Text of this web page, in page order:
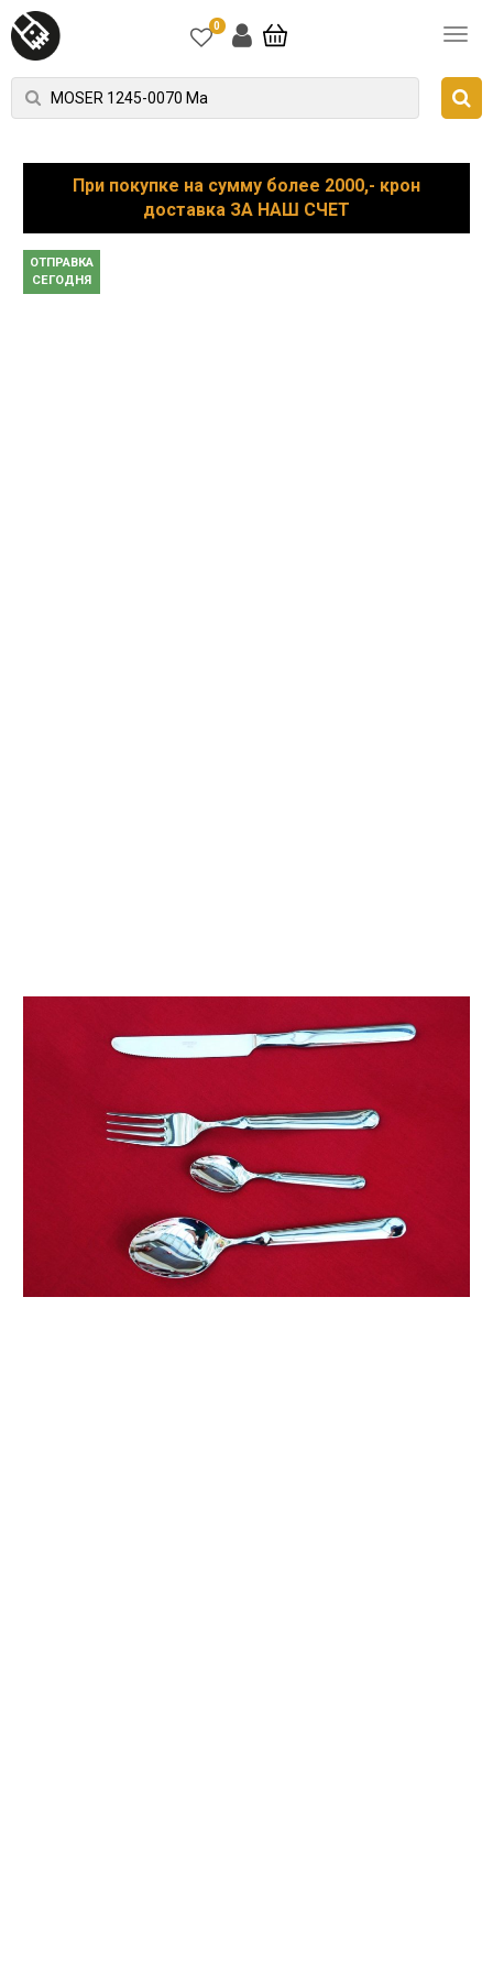
0
При покупке на сумму более 2000,- крон
доставка ЗА НАШ СЧЕТ
ОТПРАВКА
СЕГОДНЯ